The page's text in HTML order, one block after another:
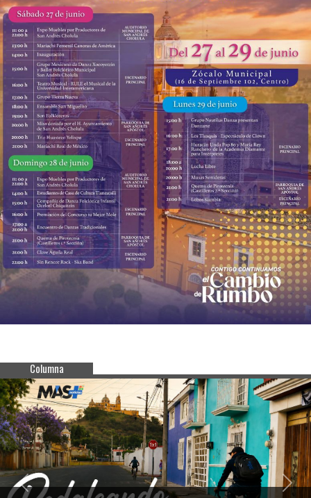
Columna
Previous Next